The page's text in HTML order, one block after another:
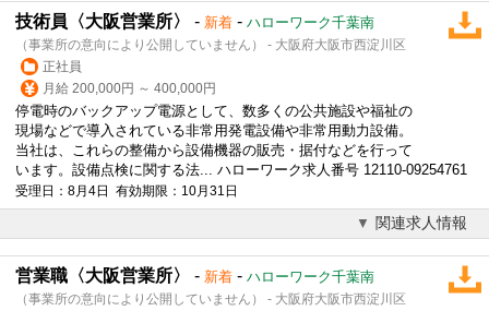
技術員〈大阪営業所〉 - 新着 - ハローワーク千葉南
（事業所の意向により公開していません） - 大阪府大阪市西淀川区
正社員
月給 200,000円 ～ 400,000円
停電時のバックアップ電源として、数多くの公共施設や福祉の
現場などで導入されている非常用発電設備や非常用動力設備。
当社は、これらの整備から設備機器の販売・据付などを行って
います。 設備点検に関する法... ハローワーク求人番号 12110-09254761
受理日：8月4日 有効期限：10月31日
関連求人情報
営業職〈大阪営業所〉 - 新着 - ハローワーク千葉南
（事業所の意向により公開していません） - 大阪府大阪市西淀川区